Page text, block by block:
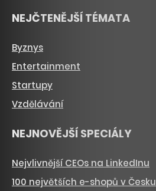
NEJČTENĚJŠÍ TÉMATA
Byznys
Entertainment
Startupy
Vzdělávání
NEJNOVĚJŠÍ SPECIÁLY
Nejvlivnější CEOs na LinkedInu
100 největších e-shopů v Česku